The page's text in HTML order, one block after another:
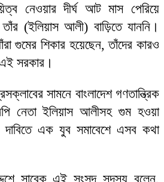
নেওয়ার দীর্ঘ আট মাস পেরিয়ে
(ইলিয়াস আলী) বাড়িতে যাননি।
গুমের শিকার হয়েছেন, তাঁদের কারও
এই সরকার।
সামনে বাংলাদেশ গণতান্ত্রিক
নেতা ইলিয়াস আলীসহ গুম হওয়া
দাবিতে এক যুব সমাবেশে এসব কথা
সাবেক এই সংসদ সদস্য বলেন,